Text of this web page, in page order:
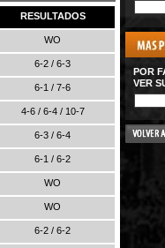
RESULTADOS
WO
6-2 / 6-3
6-1 / 7-6
4-6 / 6-4 / 10-7
6-3 / 6-4
6-1 / 6-2
WO
WO
6-2 / 6-2
POR
VER